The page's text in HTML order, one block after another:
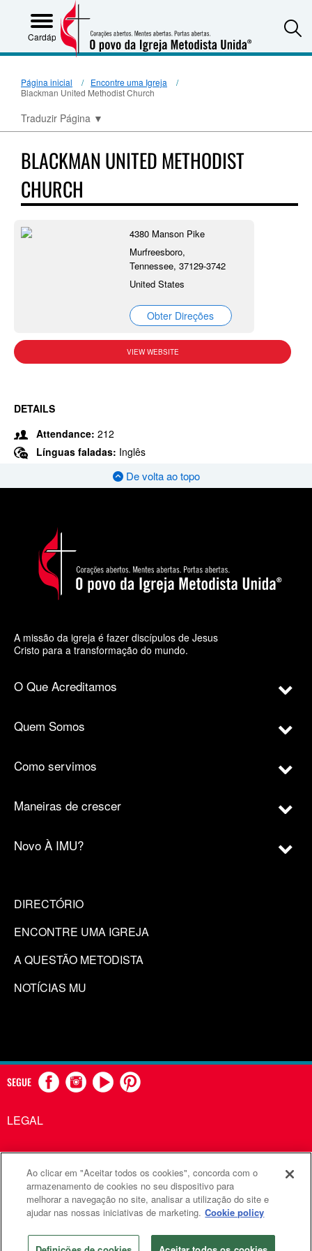
Cardápio
Página inicial
Encontre uma Igreja
Blackman United Methodist Church
Traduzir Página ▼
BLACKMAN UNITED METHODIST
CHURCH
4380 Manson Pike
Murfreesboro,
Tennessee, 37129-3742
United States
Obter Direções
VIEW WEBSITE
DETAILS
Attendance: 212
Línguas faladas: Inglês
De volta ao topo
A missão da igreja é fazer discípulos de Jesus
Cristo para a transformação do mundo.
O Que Acreditamos
Quem Somos
Como servimos
Maneiras de crescer
Novo À IMU?
DIRECTÓRIO
ENCONTRE UMA IGREJA
A QUESTÃO METODISTA
NOTÍCIAS MU
SEGUE
LEGAL
Comunicações Metodistas Unidas é uma agência da Igreja
Metodista Unida
©2026 Comunicações Metodistas Unidas. Todos os direitos
reservados
Ao clicar em "Aceitar todos os cookies", concorda com o
armazenamento de cookies no seu dispositivo para
melhorar a navegação no site, analisar a utilização do site e
ajudar nas nossas iniciativas de marketing. Cookie policy